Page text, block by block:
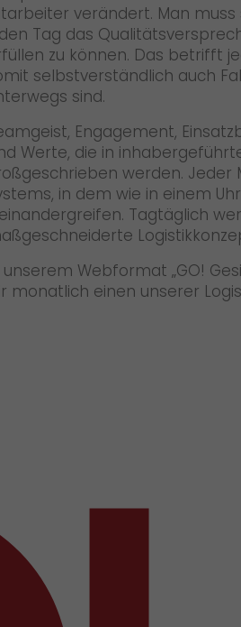
verändert. Man
Tag das
zu können. Das betrifft
selbstverständlich auch
sind.
Engagement,
Werte, die in
werden. Jeder
in dem wie in einem
Tagtäglich
unserem Webformat „GO!
monatlich einen unserer